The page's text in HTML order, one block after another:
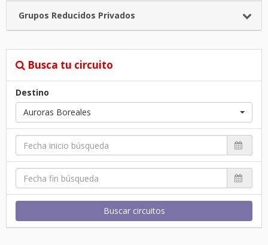
Grupos Reducidos Privados
Busca tu circuito
Destino
Auroras Boreales
Buscar circuitos